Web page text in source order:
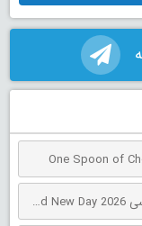
دانلود فیلم مرد عنکبوتی: روز کاملاً جدید دوبله فارسی Spider-Man: Brand New Day 2026